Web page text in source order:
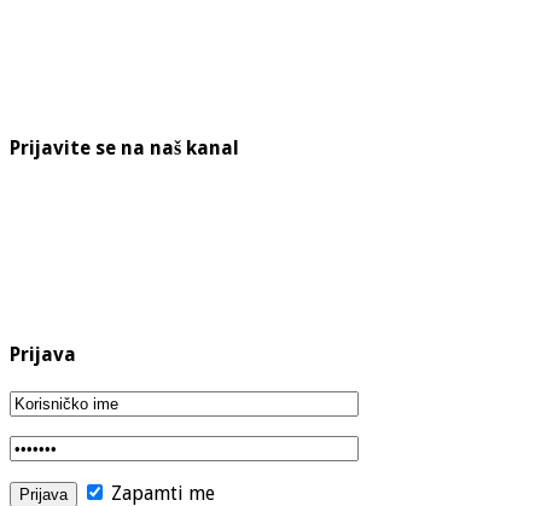
Prijavite se na naš kanal
Prijava
Zapamti me